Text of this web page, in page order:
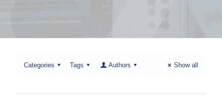
Categories Tags Authors Show all